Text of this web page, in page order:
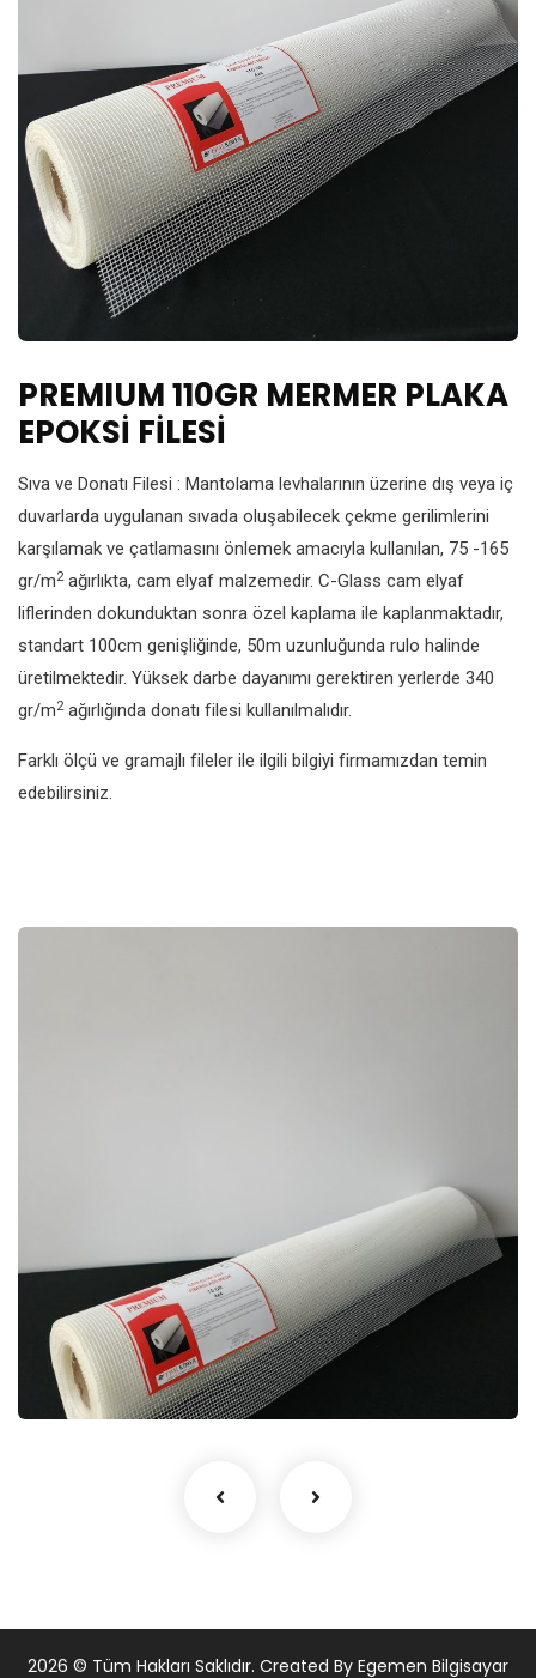
PREMIUM 110GR MERMER PLAKA
EPOKSİ FİLESİ
Sıva ve Donatı Filesi : Mantolama levhalarının üzerine dış veya iç
duvarlarda uygulanan sıvada oluşabilecek çekme gerilimlerini
karşılamak ve çatlamasını önlemek amacıyla kullanılan, 75 -165
gr/m2ağırlıkta, cam elyaf malzemedir. C-Glass cam elyaf
liflerinden dokunduktan sonra özel kaplama ile kaplanmaktadır,
standart 100cm genişliğinde, 50m uzunluğunda rulo halinde
üretilmektedir. Yüksek darbe dayanımı gerektiren yerlerde 340
gr/m2ağırlığında donatı filesi kullanılmalıdır.
Farklı ölçü ve gramajlı fileler ile ilgili bilgiyi firmamızdan temin
edebilirsiniz.
PREMIUM 75GR MERMER PLAKA
EPOKSİ FİLESİ
Premium Mantolama FilesiSu ve Isı Yalıtımı
2026 © Tüm Hakları Saklıdır. Created By Egemen Bilgisayar